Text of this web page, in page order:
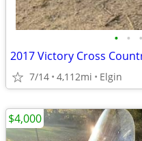
• • •
7/14 4,112mi Elgin
$4,000